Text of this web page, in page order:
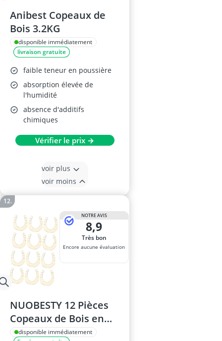
Anibest Copeaux de
Bois 3.2KG
disponible immédiatement
livraison gratuite
faible teneur en poussière
absorption élevée de
l'humidité
absence d'additifs
chimiques
Vérifier le prix →
voir plus
voir moins
NOTRE AVIS
8,9
Très bon
Encore aucune évaluation
NUOBESTY 12 Pièces
Copeaux de Bois en
Forme Cheval et
disponible immédiatement